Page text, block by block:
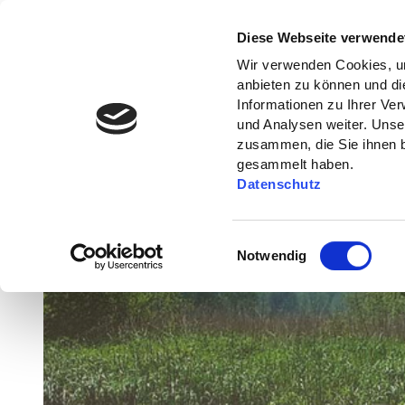
Diese Webseite
Wir verwenden Cookies,
anbieten zu können und
Informationen zu Ihrer
und Analysen weiter.
zusammen, die Sie ihnen
gesammelt haben.
Datenschutz
i
w
i
l
l
i
Notwendig